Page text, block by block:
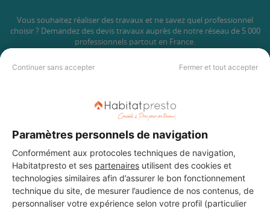
Continuer sans accepter Fermer et tout accepter
Paramètres personnels de navigation
Conformément aux protocoles techniques de navigation,
Habitatpresto et ses partenaires utilisent des cookies et
technologies similaires afin d’assurer le bon fonctionnement
technique du site, de mesurer l’audience de nos contenus, de
personnaliser votre expérience selon votre profil (particulier
Vous souhaitez réaliser des travaux et ne savez quel professionnel
choisir ? Demandez des devis travaux auprès de notre réseau de 5 000
professionnels partout en France.
DEMANDER UN DEVIS